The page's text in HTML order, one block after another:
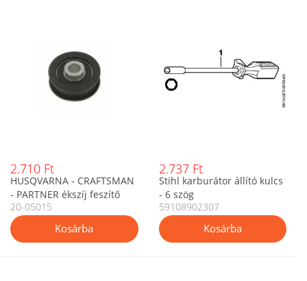
2.710 Ft
HUSQVARNA - CRAFTSMAN
- PARTNER ékszíj feszítő
20-05015
2.737 Ft
Stihl karburátor állító kulcs
- 6 szög
59108902307